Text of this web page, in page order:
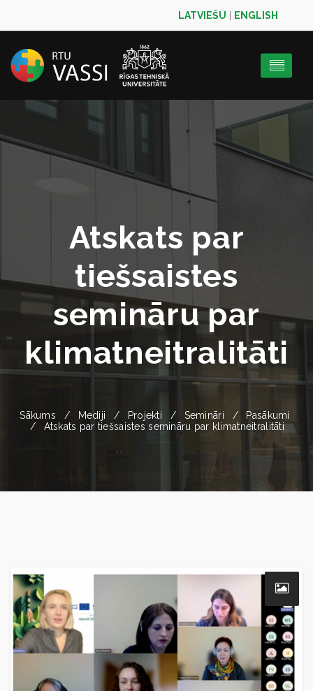
LATVIEŠU ENGLISH
Atskats par
tiešsaistes
semināru par
klimatneitralitāti
Sākums Mediji Projekti Semināri
Pasākumi
Atskats par tiešsaistes semināru par klimatneitralitāti